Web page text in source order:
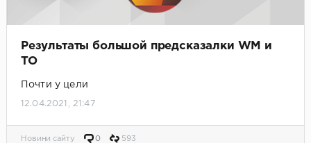
Результаты большой предсказалки WM и
TO
Почти у цели
12.04.2021, 21:47
Новини сайту 0 593